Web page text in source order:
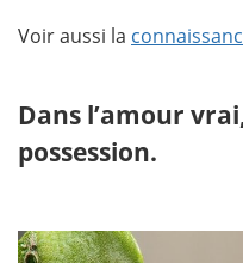
Voir aussi la
Dans l’amour
possession.